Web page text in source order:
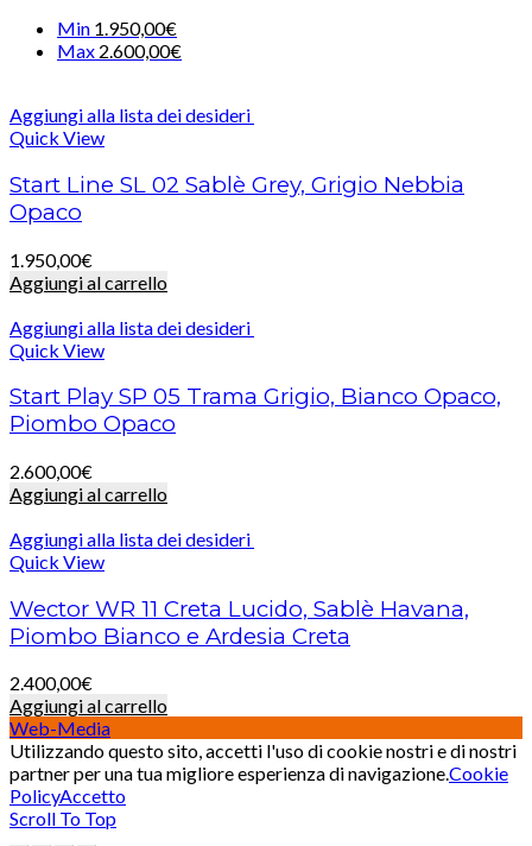
Min 1.950,00€
Max 2.600,00€
Aggiungi alla lista dei desideri
Quick View
Start Line SL 02 Sablè Grey, Grigio Nebbia
Opaco
1.950,00€
Aggiungi al carrello
Aggiungi alla lista dei desideri
Quick View
Start Play SP 05 Trama Grigio, Bianco Opaco,
Piombo Opaco
2.600,00€
Aggiungi al carrello
Aggiungi alla lista dei desideri
Quick View
Wector WR 11 Creta Lucido, Sablè Havana,
Piombo Bianco e Ardesia Creta
2.400,00€
Aggiungi al carrello
Web-Media
Utilizzando questo sito, accetti l'uso di cookie nostri e di nostri
partner per una tua migliore esperienza di navigazione.Cookie
PolicyAccetto
Scroll To Top